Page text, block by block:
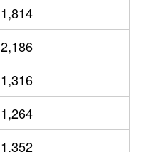
1,814
2,186
1,316
1,264
1,352